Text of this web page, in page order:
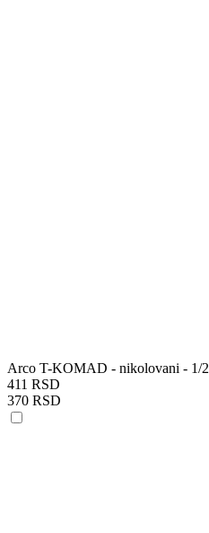
Arco T-KOMAD - nikolovani - 1/2
411 RSD
370 RSD